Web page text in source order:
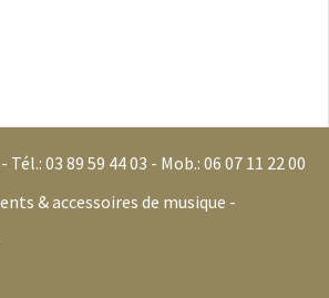
Tél.: 03 89 59 44 03 - Mob.: 06 07 11 22 00
& accessoires de musique -